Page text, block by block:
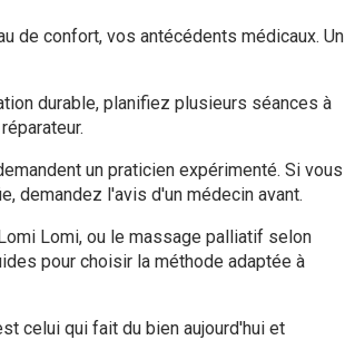
de confort, vos antécédents médicaux. Un
durable, planifiez plusieurs séances à
un praticien expérimenté. Si vous
demandez l'avis d'un médecin avant.
Lomi, ou le massage palliatif selon
pour choisir la méthode adaptée à
celui qui fait du bien aujourd'hui et